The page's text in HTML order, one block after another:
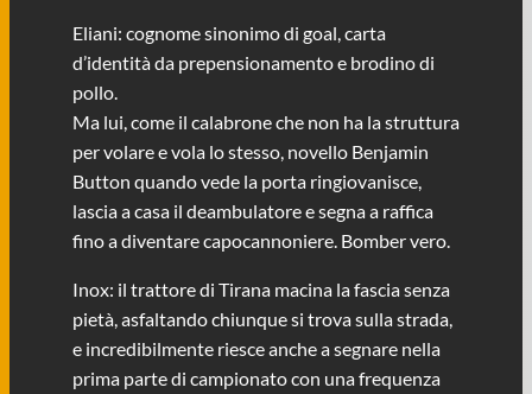
Eliani: cognome sinonimo di goal, carta
d’identità da prepensionamento e brodino di
pollo.
Ma lui, come il calabrone che non ha la struttura
per volare e vola lo stesso, novello Benjamin
Button quando vede la porta ringiovanisce,
lascia a casa il deambulatore e segna a raffica
fino a diventare capocannoniere. Bomber vero.
Inox: il trattore di Tirana macina la fascia senza
pietà, asfaltando chiunque si trova sulla strada,
e incredibilmente riesce anche a segnare nella
prima parte di campionato con una frequenza